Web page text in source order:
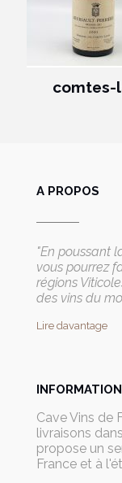
comtes-
A PROPOS
"En poussant
vous pourrez
régions
des vins du
Lire davantage
Cave Vins de
livraisons
propose un
France et à